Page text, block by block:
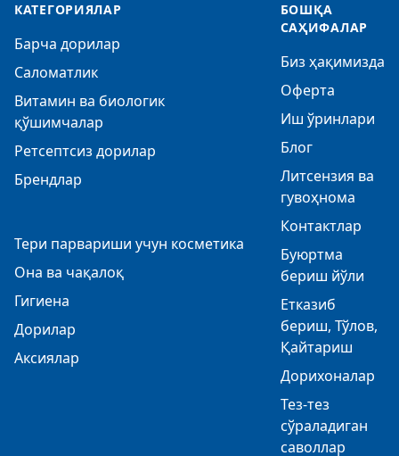
КАТЕГОРИЯЛАР
Барча дорилар
Саломатлик
Витамин ва биологик
қўшимчалар
Ретсептсиз дорилар
Брендлар
Тери парвариши учун косметика
Она ва чақалоқ
Гигиена
Дорилар
Аксиялар
БОШҚА
САҲИФАЛАР
Биз ҳақимизда
Оферта
Иш ўринлари
Блог
Литсензия ва
гувоҳнома
Контактлар
Буюртма
бериш йўли
Етказиб
бериш, Тўлов,
Қайтариш
Дорихоналар
Тез-тез
сўраладиган
саволлар